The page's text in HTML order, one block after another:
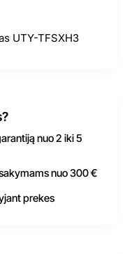
UTY-TFSXH3
nuo 2 iki 5
nuo 300 €
prekes